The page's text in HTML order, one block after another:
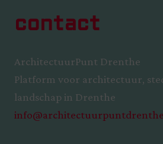
contact
ArchitectuurPunt Drenthe
Platform voor architectuur,
landschap in Drenthe